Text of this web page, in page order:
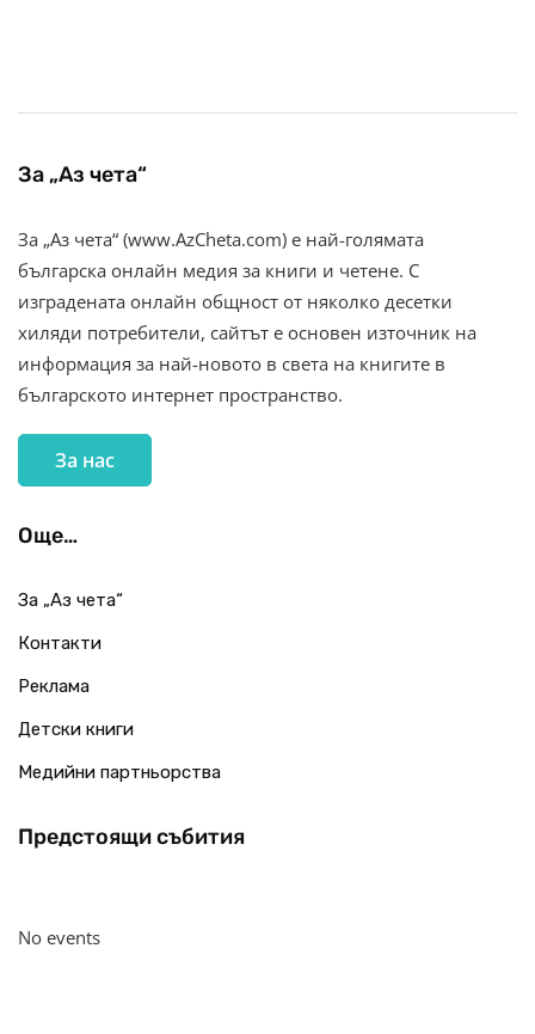
За „Аз чета“
За „Аз чета“ (www.AzCheta.com) е най-голямата
българска онлайн медия за книги и четене. С
изградената онлайн общност от няколко десетки
хиляди потребители, сайтът е основен източник на
информация за най-новото в света на книгите в
българското интернет пространство.
За нас
Още…
За „Аз чета“
Контакти
Реклама
Детски книги
Медийни партньорства
Предстоящи събития
No events